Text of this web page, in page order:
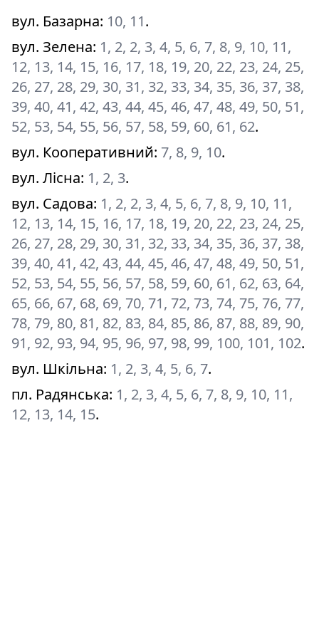
вул. Базарна: 10, 11.
вул. Зелена: 1, 2, 2, 3, 4, 5, 6, 7, 8, 9, 10, 11,
12, 13, 14, 15, 16, 17, 18, 19, 20, 22, 23, 24, 25,
26, 27, 28, 29, 30, 31, 32, 33, 34, 35, 36, 37, 38,
39, 40, 41, 42, 43, 44, 45, 46, 47, 48, 49, 50, 51,
52, 53, 54, 55, 56, 57, 58, 59, 60, 61, 62.
вул. Кооперативний: 7, 8, 9, 10.
вул. Лісна: 1, 2, 3.
вул. Садова: 1, 2, 2, 3, 4, 5, 6, 7, 8, 9, 10, 11,
12, 13, 14, 15, 16, 17, 18, 19, 20, 22, 23, 24, 25,
26, 27, 28, 29, 30, 31, 32, 33, 34, 35, 36, 37, 38,
39, 40, 41, 42, 43, 44, 45, 46, 47, 48, 49, 50, 51,
52, 53, 54, 55, 56, 57, 58, 59, 60, 61, 62, 63, 64,
65, 66, 67, 68, 69, 70, 71, 72, 73, 74, 75, 76, 77,
78, 79, 80, 81, 82, 83, 84, 85, 86, 87, 88, 89, 90,
91, 92, 93, 94, 95, 96, 97, 98, 99, 100, 101, 102.
вул. Шкільна: 1, 2, 3, 4, 5, 6, 7.
пл. Радянська: 1, 2, 3, 4, 5, 6, 7, 8, 9, 10, 11,
12, 13, 14, 15.